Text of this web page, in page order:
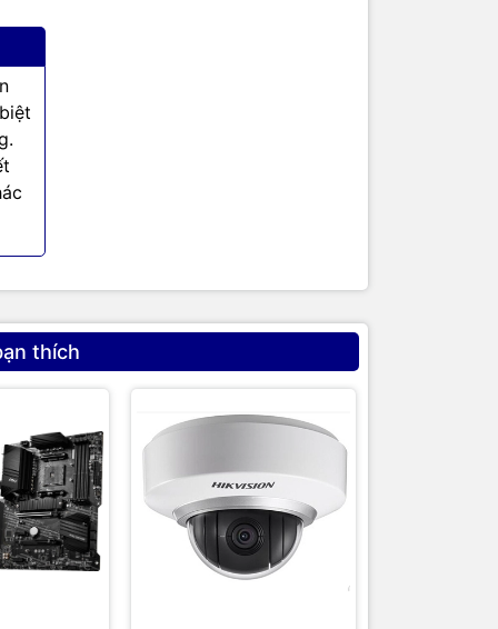
thích
và dây
vị thế
cốt lõi
vật liệu
giúp
nhu cầu